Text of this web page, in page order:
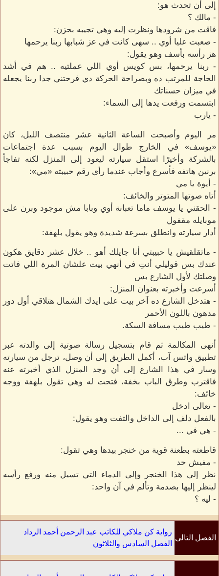
إلى أن تحدث هو:
- مالك ؟
فاقت من شرودها ونظرت إليه وهي تجيبه بحزن:
- صعبت عليا أوي .. سهى كانت في عز شبابها ربنا يرحمها
هز رأسه بأسف وهو يقول:
- ربنا يرحمها، بس كويس أوي اللي عملتيه .. هم في أشد
الحاجة للمرتب ده وبصراحة الحركة دي فرحتني جدا ربنا يجعله
في ميزان حسناتك
ابتسمت ورفعت يدها إلى السماء:
- يارب
مر اليوم وأصبحت الساعة الثانية عشر منتصف الليل، كان
«يوسف» في الخارج طوال اليوم بسبب عدة اجتماعات
بالشركة وأخيرًا استقل سيارته ليعود إلى المنزل لكنه تفاجأ
برنين هاتفه فأسرع وأجاب عندما رأى رقم حبيبته «مي»:
- أيوة يا مي
أتاه صوتها المتوتر والخائف:
- الحقني يا يوسف ماما تعبانة أوي وبابا مش موجود وبرن على
موبايله مقفول
أدار سيارته وانطلق بسرعة شديدة وهو يقول بلهفة:
- ماتقلقيش يا حبيبتي أنا جايلك أهو .. خلال عشر دقايق هكون
عندك بس قوليلي أنتِ في أنهي بيت علشان المرة اللي فاتت
وصلتك لأول الشارع بس
أسرعت وأخبرته بعنوان المنزل:
- هتدخل الشارع ده آخر بيت على ايدك الشمال هتلاقي أول دور
مدهون باللون الأحمر
- طيب طيب مسافة السكة.
أنهى المكالمة ثم قام بتسجيل رسالة صوتية إلى والدته عبر
تطبيق واتس آب، أكمل الطريق إلى أن وصل، ترجل من سيارته
وسار في هذا الشارع إلى أن وجد المنزل الذي أخبرته عنه
فاقترب وطرق الباب بخفة، فتحت له وهي تقول بلهفة ووجه
خائف:
- تعالى ادخل
بالفعل دلف إلى الداخل والتفت وهو يقول:
- هي في ...
قاطعته بطعنة قوية من خنجر بيدها وهي تقول:
- مفيش حد
نظر إلى هذا الخنجر وإلى الدماء التي تسيل منه ورفع رأسه
لينظر إليها بصدمة وتألم في آن واحد:
- ليه ؟
الفصل التالي
رواية كن ملاكي للكاتب عبد الرحمن أحمد الرداد
الفصل السادس والثلاثون